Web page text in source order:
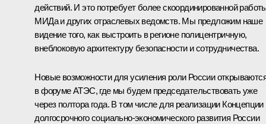
действий. И это потребует более скоординированной
МИДа и других отраслевых ведомств. Мы предложим наше
видение того, как выстроить в регионе полицентричную,
внеблоковую архитектуру безопасности и сотрудничества.
Новые возможности для усиления роли России
в форуме АТЭС, где мы будем председательствовать уже
через полтора года. В том числе для реализации Концепции
долгосрочного социально-экономического развития России